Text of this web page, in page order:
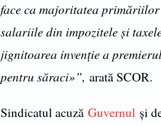
face ca majoritatea
salariile din impozitele și
jignitoarea invenție a
pentru săraci»”, arată SCOR.
Sindicatul acuză Guvernul și